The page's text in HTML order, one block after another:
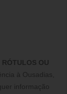
OU
à Ousadias,
informação